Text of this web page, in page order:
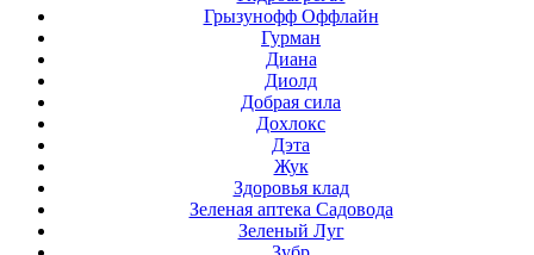
Грызунофф Оффлайн
Гурман
Диана
Диолд
Добрая сила
Дохлокс
Дэта
Жук
Здоровья клад
Зеленая аптека Садовода
Зеленый Луг